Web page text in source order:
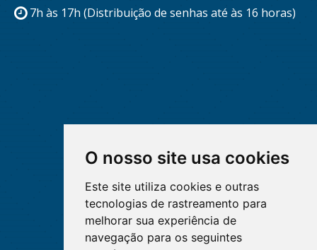
O nosso site usa cookies
Este site utiliza cookies e outras
tecnologias de rastreamento para
melhorar sua experiência de
navegação para os seguintes
7h às 17h (Distribuição de senhas até às 16 horas)